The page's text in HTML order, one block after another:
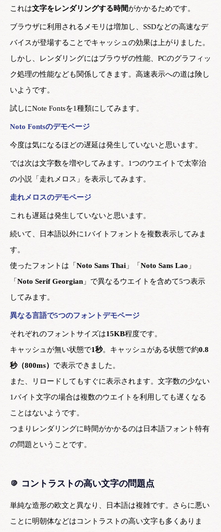
これは文字をレンダリングする時間がかかるためです。
ブラウザに利用されるメモリは増加し、SSDなどの高速なデ
バイスが登場することでキャッシュの効果は上がりました。
しかし、レンダリングにはブラウザの性能、PCのグラフィッ
ク処理の性能なども関係してきます。高速表示への道は険し
いようです。
試しにNote Fontsを1種類にしてみます。
Noto Fontsのデモページ
今度は気になるほどの遅延は発生していないと思います。
では次は文字数を増やしてみます。1つのウエイトで太宰治
の小説「走れメロス」を表示してみます。
走れメロスのデモページ
これも遅延は発生していないと思います。
続いて、日本語以外に1バイトフォントを複数表示してみま
す。
使ったフォントは「 Noto Sans Thai 」「 Noto Sans Lao 」
「 Noto Serif Georgian 」で異なるウエイトを含めて5つ表示
してみます。
異なる言語で5つのフォントデモページ
それぞれのフォントサイズは15KB程度です。
キャッシュが無い状態で1秒。キャッシュがある状態で約0.8
秒（800ms） で表示できました。
また、リロードしてもすぐに表示されます。文字数の少ない
1バイト文字の場合は複数のウエイトを利用しても遅くなる
ことはないようです。
つまりレンダリングに時間がかかるのは日本語フォント特有
の問題ということです。
コントラストの高い文字の問題点
単純な造形の欧文と異なり、日本語は複雑です。さらに悪い
ことに明朝体などはコントラストの高い文字も多くありま